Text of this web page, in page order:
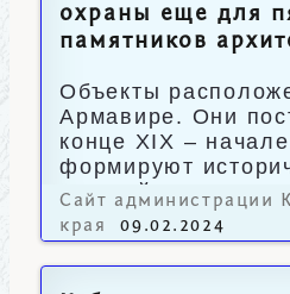
охраны еще для
памятников
Объекты
Армавире. Они
конце XIX –
формируют
застройку города.
Сайт администрации
края
09.02.2024